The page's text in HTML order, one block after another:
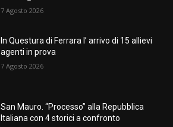
7 Agosto 2026
In Questura di Ferrara l’ arrivo di 15 allievi
agenti in prova
7 Agosto 2026
San Mauro. “Processo” alla Repubblica
Italiana con 4 storici a confronto